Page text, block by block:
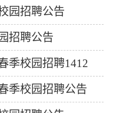
园招聘公告
招聘公告
季校园招聘1412
季校园招聘公告